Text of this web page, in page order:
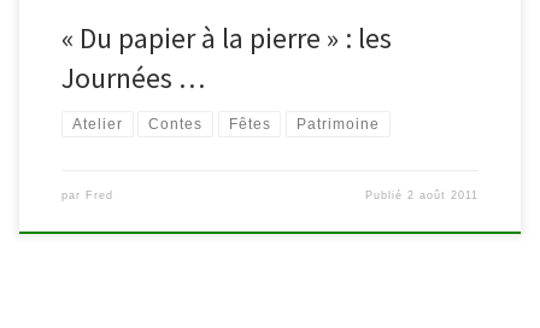
« Du papier à la pierre » : les
Journées …
Atelier Contes Fêtes Patrimoine
par Fred Publié 2 août 2011